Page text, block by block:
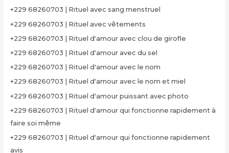
+229 68260703 | Rituel avec sang menstruel
+229 68260703 | Rituel avec vêtements
+229 68260703 | Rituel d'amour avec clou de girofle
+229 68260703 | Rituel d'amour avec du sel
+229 68260703 | Rituel d'amour avec le nom
+229 68260703 | Rituel d'amour avec le nom et miel
+229 68260703 | Rituel d'amour puissant avec photo
+229 68260703 | Rituel d'amour qui fonctionne rapidement à
faire soi même
+229 68260703 | Rituel d'amour qui fonctionne rapidement
avis